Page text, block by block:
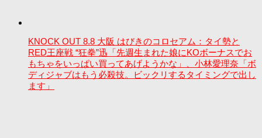
KNOCK OUT 8.8 大阪 はびきのコロセアム：タイ勢と
RED王座戦 “狂拳”迅「先週生まれた娘にKOボーナスでお
もちゃをいっぱい買ってあげようかな」、小林愛理奈「ボ
ディジャブはもう必殺技。ビックリするタイミングで出し
ます」